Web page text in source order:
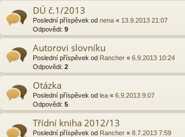
DÚ č.1/2013
Poslední příspěvek od nena « 13.9.2013 21:07
Odpovědi: 9
Autorovi slovníku
Poslední příspěvek od Rancher « 6.9.2013 10:24
Odpovědi: 2
Otázka
Poslední příspěvek od lea « 6.9.2013 9:07
Odpovědi: 5
Třídní kniha 2012/13
Poslední příspěvek od Rancher « 8.7.2013 7:59